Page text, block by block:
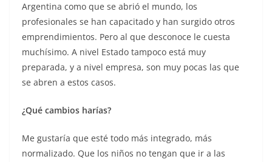
Argentina como que se abrió el mundo, los
profesionales se han capacitado y han surgido otros
emprendimientos. Pero al que desconoce le cuesta
muchísimo. A nivel Estado tampoco está muy
preparada, y a nivel empresa, son muy pocas las que
se abren a estos casos.
¿Qué cambios harías?
Me gustaría que esté todo más integrado, más
normalizado. Que los niños no tengan que ir a las